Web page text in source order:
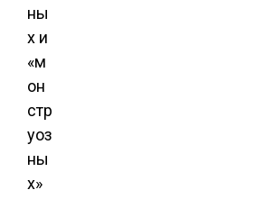
ны
х и
«м
он
стр
уоз
ны
х»